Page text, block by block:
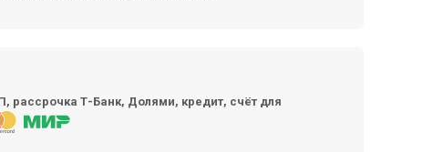
рассрочка Т-Банк, Долями, кредит, счёт для